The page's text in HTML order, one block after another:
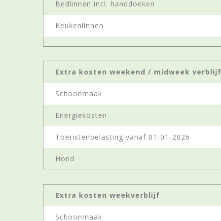
Bedlinnen incl. handdoeken
Keukenlinnen
Extra kosten weekend / midweek verblijf
Schoonmaak
Energiekosten
Toeristenbelasting vanaf 01-01-2026
Hond
Extra kosten weekverblijf
Schoonmaak